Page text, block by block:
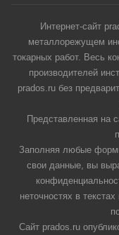
Интернет-сайт
металлорежущем
токарных работ. Весь
производителей
prados.ru без
Представленная на
Заполняя любые
свои данные, вы
неточностях в
Сайт prados.ru